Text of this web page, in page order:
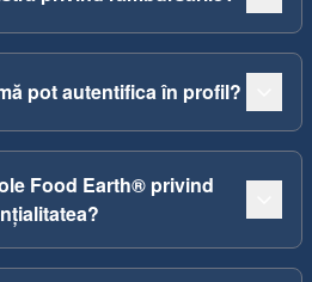
pot autentifica în profil?
Food Earth® privind